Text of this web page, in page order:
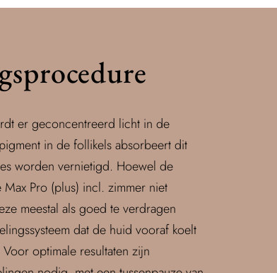
er geconcentreerd licht in de
in de follikels absorbeert dit
worden vernietigd. Hoewel de
Pro (plus) incl. zimmer niet
meestal als goed te verdragen
dat de huid vooraf koelt
optimale resultaten zijn